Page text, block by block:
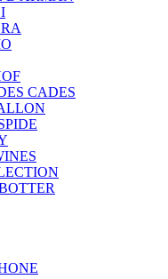
CADES